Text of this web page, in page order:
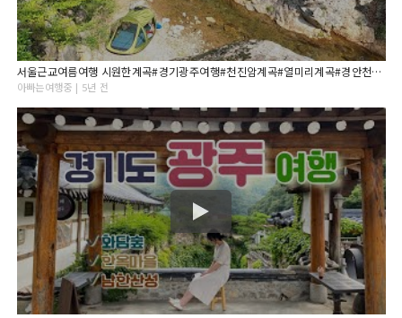
서울근교여름여행 시원한계곡#경기광주여행#천진암계곡#열미리계곡#경안천습지생태공원#팔당물안개공원#분원백자자료관#중대물빛공원
아빠는여행중 | 5년 전